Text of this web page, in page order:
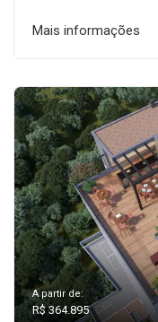
Mais informações
A partir de:
R$ 364.895